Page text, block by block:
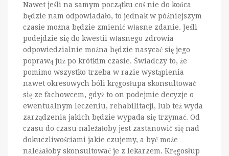
Nawet jeśli na samym początku coś nie do końca
będzie nam odpowiadało, to jednak w późniejszym
czasie można będzie zmienić własne zdanie. Jeśli
podejdzie się do kwestii własnego zdrowia
odpowiedzialnie można będzie nasycać się jego
poprawą już po krótkim czasie. Świadczy to, że
pomimo wszystko trzeba w razie wystąpienia
nawet okresowych bóli kręgosłupa skonsultować
się ze fachowcem, gdyż to on podejmie decyzje o
ewentualnym leczeniu, rehabilitacji, lub też wyda
zarządzenia jakich będzie wypada się trzymać. Od
czasu do czasu należałoby jest zastanowić się nad
dokuczliwościami jakie czujemy, a być może
należałoby skonsultować je z lekarzem. Kręgosłup